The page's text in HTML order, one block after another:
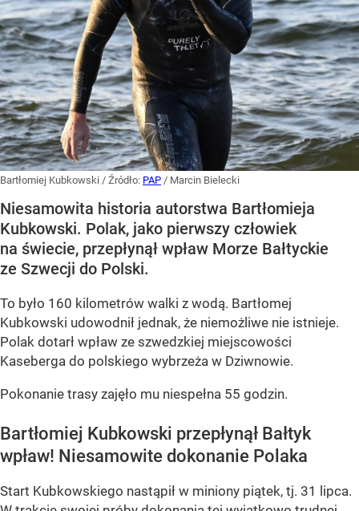
Bartłomiej Kubkowski / Źródło: PAP / Marcin Bielecki
Niesamowita historia autorstwa Bartłomieja
Kubkowski. Polak, jako pierwszy człowiek
na świecie, przepłynął wpław Morze Bałtyckie
ze Szwecji do Polski.
To było 160 kilometrów walki z wodą. Bartłomej
Kubkowski udowodnił jednak, że niemożliwe nie istnieje.
Polak dotarł wpław ze szwedzkiej miejscowości
Kaseberga do polskiego wybrzeża w Dziwnowie.
Pokonanie trasy zajęło mu niespełna 55 godzin.
Bartłomiej Kubkowski przepłynął Bałtyk
wpław! Niesamowite dokonanie Polaka
Start Kubkowskiego nastąpił w miniony piątek, tj. 31 lipca.